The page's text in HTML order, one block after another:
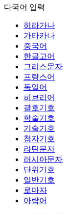
다국어 입력
히라가나
가타카나
중국어
한글고어
그리스문자
프랑스어
독일어
히브리어
괄호기호
학술기호
기술기호
첨자기호
라틴문자
러시아문자
단위기호
일반기호
로마자
아랍어